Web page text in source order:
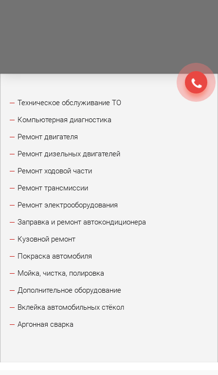
Техническое обслуживание ТО
Компьютерная диагностика
Ремонт двигателя
Ремонт дизельных двигателей
Ремонт ходовой части
Ремонт трансмиссии
Ремонт электрооборудования
Заправка и ремонт автокондиционера
Кузовной ремонт
Покраска автомобиля
Мойка, чистка, полировка
Дополнительное оборудование
Вклейка автомобильных стёкол
Аргонная сварка